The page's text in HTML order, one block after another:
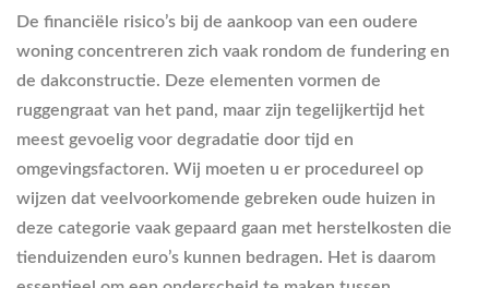
De financiële risico’s bij de aankoop van een oudere
woning concentreren zich vaak rondom de fundering en
de dakconstructie. Deze elementen vormen de
ruggengraat van het pand, maar zijn tegelijkertijd het
meest gevoelig voor degradatie door tijd en
omgevingsfactoren. Wij moeten u er procedureel op
wijzen dat veelvoorkomende gebreken oude huizen in
deze categorie vaak gepaard gaan met herstelkosten die
tienduizenden euro’s kunnen bedragen. Het is daarom